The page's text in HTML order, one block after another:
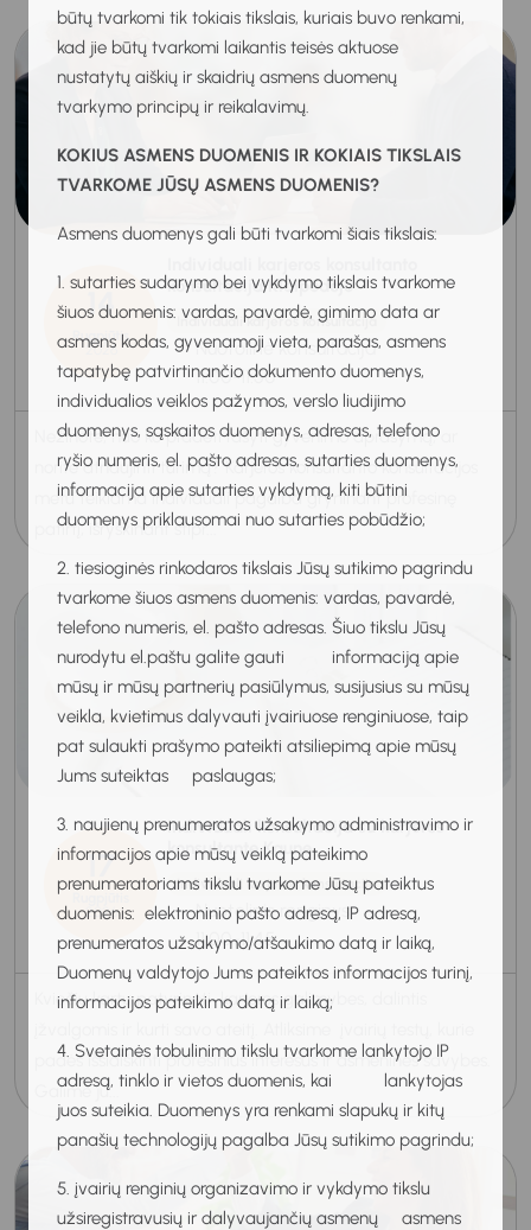
būtų tvarkomi tik tokiais tikslais, kuriais buvo renkami,
kad jie būtų tvarkomi laikantis teisės aktuose
nustatytų aiškių ir skaidrių asmens duomenų
tvarkymo principų ir reikalavimų.
KOKIUS ASMENS DUOMENIS IR KOKIAIS TIKSLAIS
TVARKOME JŪSŲ ASMENS DUOMENIS?
Asmens duomenys gali būti tvarkomi šiais tikslais:
1. sutarties sudarymo bei vykdymo tikslais tvarkome
šiuos duomenis: vardas, pavardė, gimimo data ar
asmens kodas, gyvenamoji vieta, parašas, asmens
tapatybę patvirtinančio dokumento duomenys,
individualios veiklos pažymos, verslo liudijimo
duomenys, sąskaitos duomenys, adresas, telefono
ryšio numeris, el. pašto adresas, sutarties duomenys,
informacija apie sutarties vykdymą, kiti būtini
duomenys priklausomai nuo sutarties pobūdžio;
2. tiesioginės rinkodaros tikslais Jūsų sutikimo pagrindu
tvarkome šiuos asmens duomenis: vardas, pavardė,
telefono numeris, el. pašto adresas. Šiuo tikslu Jūsų
nurodytu el.paštu galite gauti informaciją apie
mūsų ir mūsų partnerių pasiūlymus, susijusius su mūsų
veikla, kvietimus dalyvauti įvairiuose renginiuose, taip
pat sulaukti prašymo pateikti atsiliepimą apie mūsų
Jums suteiktas paslaugas;
3. naujienų prenumeratos užsakymo administravimo ir
informacijos apie mūsų veiklą pateikimo
prenumeratoriams tikslu tvarkome Jūsų pateiktus
duomenis: elektroninio pašto adresą, IP adresą,
prenumeratos užsakymo/atšaukimo datą ir laiką,
Duomenų valdytojo Jums pateiktos informacijos turinį,
informacijos pateikimo datą ir laiką;
4. Svetainės tobulinimo tikslu tvarkome lankytojo IP
adresą, tinklo ir vietos duomenis, kai lankytojas
juos suteikia. Duomenys yra renkami slapukų ir kitų
panašių technologijų pagalba Jūsų sutikimo pagrindu;
5. įvairių renginių organizavimo ir vykdymo tikslu
užsiregistravusių ir dalyvaujančių asmenų asmens
14
Rugpjūtis
2026
konsultacija Klaipėdoje
Individuali karjeros konsultacija
Nuotolinė konsultacija
11:00-11:50
Nežinote, nuo ko pradėti rašyti gyvenimo aprašymą, ar
norite atnaujinti turimą? Karjeros konsultanto konsultacijos
metu teikiama individuali pagalba gryninant profesinę
patirtį, išryškinant stipr...
17
2026
Individuali konsultacija su karjeros
konsultante Kaune
Individuali karjeros konsultacija
Nuotolinis renginys
11:00-11:45
Kviečiu kartu patyrinėti karjeros galimybes, dalintis
padės išsiaiškinti profesinius interesus ir asmenines savybes.
Galime ju...